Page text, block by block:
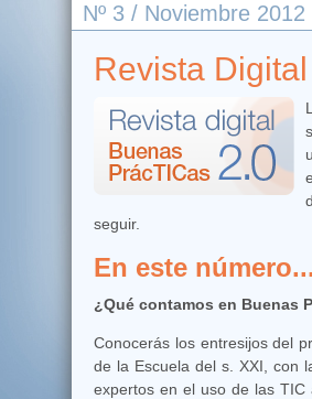
Nº 3 / Noviembre 2012
Revista
seguir.
En este número...
¿Qué contamos en Buenas
Conocerás los entresijos del
de la Escuela del s. XXI, con
expertos en el uso de las